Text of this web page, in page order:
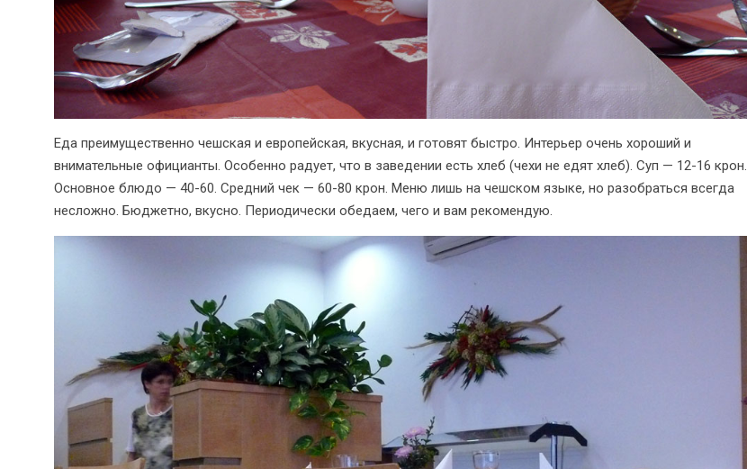
Еда преимущественно чешская и европейская, вкусная, и готовят быстро. Интерьер очень хороший и
внимательные официанты. Особенно радует, что в заведении есть хлеб (чехи не едят хлеб). Суп — 12-16 крон.
Основное блюдо — 40-60. Средний чек — 60-80 крон. Меню лишь на чешском языке, но разобраться всегда
несложно. Бюджетно, вкусно. Периодически обедаем, чего и вам рекомендую.